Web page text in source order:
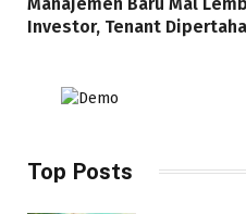
Investor, Tenant
Top Posts